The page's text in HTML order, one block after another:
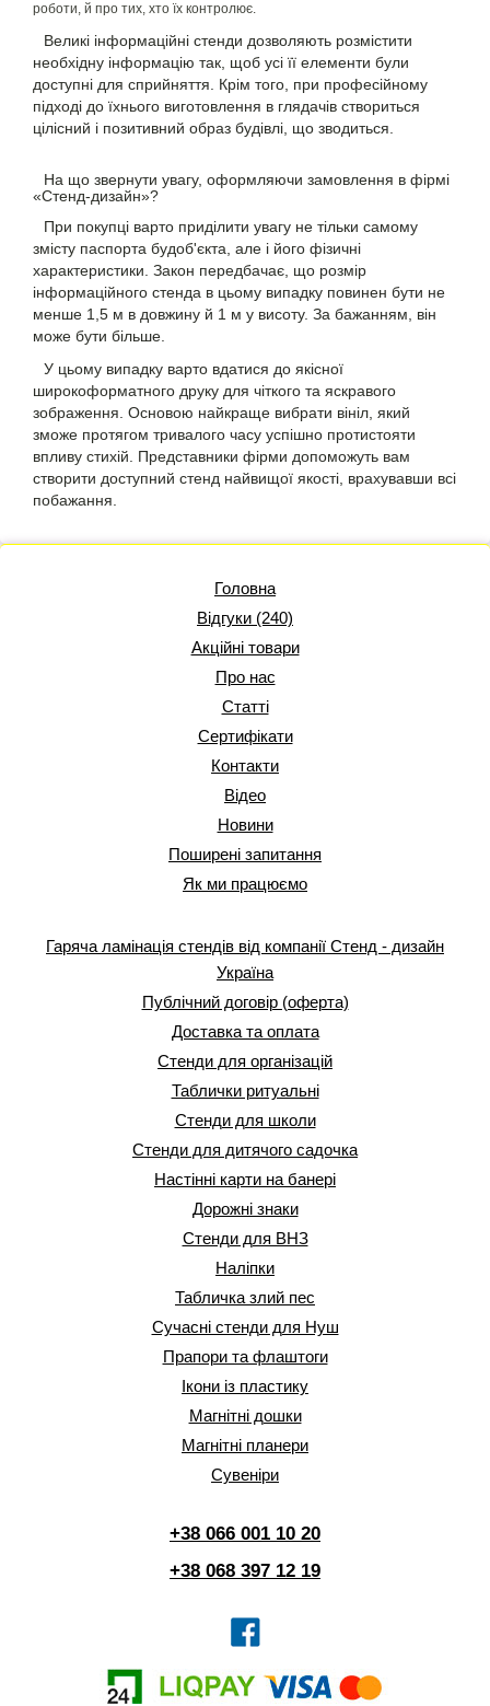
роботи, й про тих, хто їх контролює.
Великі інформаційні стенди дозволяють розмістити
необхідну інформацію так, щоб усі її елементи були
доступні для сприйняття. Крім того, при професійному
підході до їхнього виготовлення в глядачів створиться
цілісний і позитивний образ будівлі, що зводиться.
На що звернути увагу, оформляючи замовлення в фірмі
«Стенд-дизайн»?
При покупці варто приділити увагу не тільки самому
змісту паспорта будоб'єкта, але і його фізичні
характеристики. Закон передбачає, що розмір
інформаційного стенда в цьому випадку повинен бути не
менше 1,5 м в довжину й 1 м у висоту. За бажанням, він
може бути більше.
У цьому випадку варто вдатися до якісної
широкоформатного друку для чіткого та яскравого
зображення. Основою найкраще вибрати вініл, який
зможе протягом тривалого часу успішно протистояти
впливу стихій. Представники фірми допоможуть вам
створити доступний стенд найвищої якості, врахувавши всі
побажання.
Головна
Відгуки (240)
Акційні товари
Про нас
Статті
Сертифікати
Контакти
Відео
Новини
Поширені запитання
Як ми працюємо
Гаряча ламінація стендів від компанії Стенд - дизайн
Україна
Публічний договір (оферта)
Доставка та оплата
Стенди для організацій
Таблички ритуальні
Стенди для школи
Стенди для дитячого садочка
Настінні карти на банері
Дорожні знаки
Стенди для ВНЗ
Наліпки
Табличка злий пес
Сучасні стенди для Нуш
Прапори та флаштоги
Ікони із пластику
Магнітні дошки
Магнітні планери
Сувеніри
+38 066 001 10 20
+38 068 397 12 19